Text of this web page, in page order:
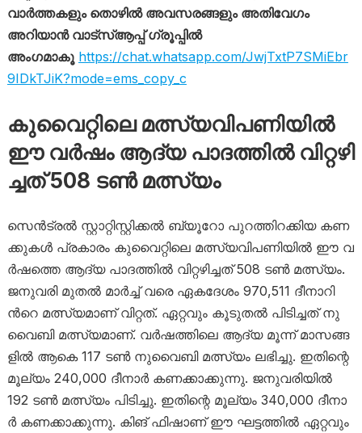
വാർത്തകളും തൊഴിൽ അവസരങ്ങളും അതിവേഗം
അറിയാൻ വാട്സ്ആപ്പ് ഗ്രൂപ്പിൽ
അംഗമാകൂ https://chat.whatsapp.com/JwjTxtP7SMiEbr
9IDkTJiK?mode=ems_copy_c
കുവൈറ്റിലെ മ​ത്സ്യ​വി​പ​ണി​യി​ൽ
ഈ ​വ​ര്‍ഷം ആ​ദ്യ പാ​ദ​ത്തി​ല്‍ വി​റ്റ​ഴി​
ച്ച​ത് 508 ട​ൺ മ​ത്സ്യം
സെ​ൻ​ട്ര​ൽ സ്റ്റാ​റ്റി​സ്റ്റി​ക്ക​ൽ ബ്യൂ​റോ പു​റ​ത്തി​റ​ക്കി​യ ക​ണ​
ക്കു​ക​ൾ പ്ര​കാ​രം കുവൈറ്റിലെ മ​ത്സ്യ​വി​പ​ണി​യി​ൽ ഈ ​വ​
ര്‍ഷ​ത്തെ ആ​ദ്യ പാ​ദ​ത്തി​ല്‍ വി​റ്റ​ഴി​ച്ച​ത് 508 ട​ൺ മ​ത്സ്യം.
ജ​നു​വ​രി മു​ത​ൽ മാ​ർ​ച്ച് വ​രെ ഏ​ക​ദേ​ശം 970,511 ദീ​നാ​റി​
ന്‍റെ മ​ത്സ്യ​മാ​ണ് വി​റ്റ​ത്. ഏ​റ്റ​വും കൂ​ടു​ത​ൽ പി​ടി​ച്ച​ത് നു​
വൈ​ബി മ​ത്സ്യ​മാ​ണ്. വ​ർ​ഷ​ത്തി​ലെ ആ​ദ്യ മൂ​ന്ന് മാ​സ​ങ്ങ​
ളി​ൽ ആ​കെ 117 ട​ൺ നു​വൈ​ബി മ​ത്സ്യം ല​ഭി​ച്ചു. ഇ​തി​ന്റെ
മൂ​ല്യം 240,000 ദീ​നാ​ർ ക​ണ​ക്കാ​ക്കു​ന്നു. ജ​നു​വ​രി​യി​ൽ
192 ട​ൺ മ​ത്സ്യം പി​ടി​ച്ചു. ഇ​തി​ന്റെ മൂ​ല്യം 340,000 ദീ​നാ​
ർ ക​ണ​ക്കാ​ക്കു​ന്നു. കി​ങ് ഫി​ഷാ​ണ് ഈ ​ഘ​ട്ട​ത്തി​ൽ ഏ​റ്റ​വും